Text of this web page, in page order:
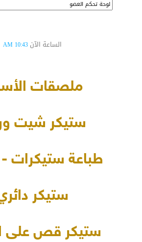
الساعة الآن 10:43 AM
ملصقات
ستيكر شيت
طباعة ستيكرات
ستيكر
ستيكر قص على